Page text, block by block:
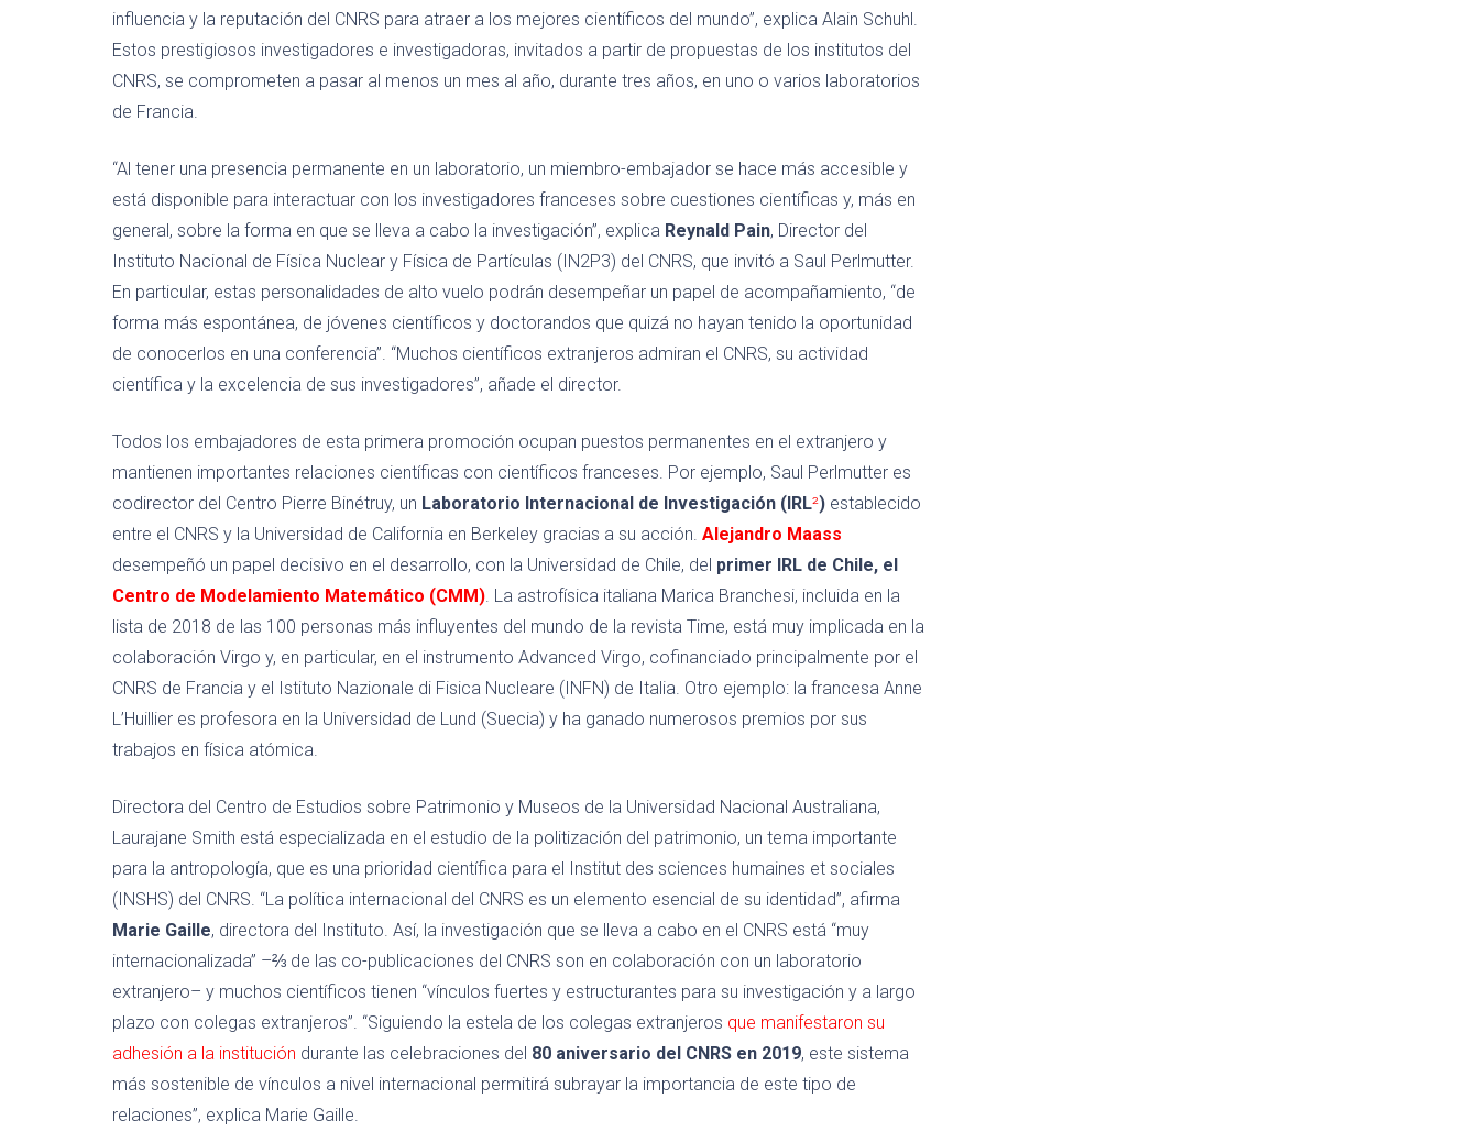
influencia y la reputación del CNRS para atraer a los mejores científicos del mundo”, explica Alain Schuhl.
Estos prestigiosos investigadores e investigadoras, invitados a partir de propuestas de los institutos del
CNRS, se comprometen a pasar al menos un mes al año, durante tres años, en uno o varios laboratorios
de Francia.
“Al tener una presencia permanente en un laboratorio, un miembro-embajador se hace más accesible y
está disponible para interactuar con los investigadores franceses sobre cuestiones científicas y, más en
general, sobre la forma en que se lleva a cabo la investigación”, explica Reynald Pain, Director del
Instituto Nacional de Física Nuclear y Física de Partículas (IN2P3) del CNRS, que invitó a Saul Perlmutter.
En particular, estas personalidades de alto vuelo podrán desempeñar un papel de acompañamiento, “de
forma más espontánea, de jóvenes científicos y doctorandos que quizá no hayan tenido la oportunidad
de conocerlos en una conferencia”. “Muchos científicos extranjeros admiran el CNRS, su actividad
científica y la excelencia de sus investigadores”, añade el director.
Todos los embajadores de esta primera promoción ocupan puestos permanentes en el extranjero y
mantienen importantes relaciones científicas con científicos franceses. Por ejemplo, Saul Perlmutter es
codirector del Centro Pierre Binétruy, un Laboratorio Internacional de Investigación (IRL²) establecido
entre el CNRS y la Universidad de California en Berkeley gracias a su acción. Alejandro Maass
desempeñó un papel decisivo en el desarrollo, con la Universidad de Chile, del primer IRL de Chile, el
Centro de Modelamiento Matemático (CMM). La astrofísica italiana Marica Branchesi, incluida en la
lista de 2018 de las 100 personas más influyentes del mundo de la revista Time, está muy implicada en la
colaboración Virgo y, en particular, en el instrumento Advanced Virgo, cofinanciado principalmente por el
CNRS de Francia y el Istituto Nazionale di Fisica Nucleare (INFN) de Italia. Otro ejemplo: la francesa Anne
L’Huillier es profesora en la Universidad de Lund (Suecia) y ha ganado numerosos premios por sus
trabajos en física atómica.
Directora del Centro de Estudios sobre Patrimonio y Museos de la Universidad Nacional Australiana,
Laurajane Smith está especializada en el estudio de la politización del patrimonio, un tema importante
para la antropología, que es una prioridad científica para el Institut des sciences humaines et sociales
(INSHS) del CNRS. “La política internacional del CNRS es un elemento esencial de su identidad”, afirma
Marie Gaille, directora del Instituto. Así, la investigación que se lleva a cabo en el CNRS está “muy
internacionalizada” –⅔ de las co-publicaciones del CNRS son en colaboración con un laboratorio
extranjero– y muchos científicos tienen “vínculos fuertes y estructurantes para su investigación y a largo
plazo con colegas extranjeros”. “Siguiendo la estela de los colegas extranjeros que manifestaron su
adhesión a la institución durante las celebraciones del 80 aniversario del CNRS en 2019, este sistema
más sostenible de vínculos a nivel internacional permitirá subrayar la importancia de este tipo de
relaciones”, explica Marie Gaille.